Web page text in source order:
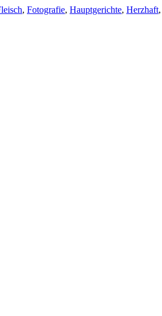
, Fotografie, Hauptgerichte, Herzhaft,